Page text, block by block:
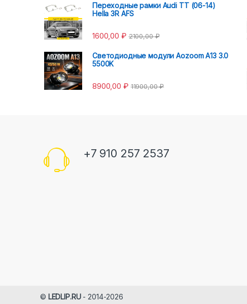
Переходные рамки Audi TT (06-14)
Hella 3R AFS
1600,00 ₽ 2100,00₽
Светодиодные модули Aozoom A13 3.0
5500K
8900,00 ₽ 11900,00₽
+7 910 257 2537
© LEDLIP.RU- 2014-2026